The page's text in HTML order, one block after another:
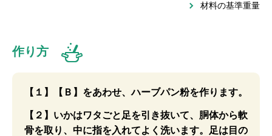
材料の基準重量
作り方
【１】【Ｂ】をあわせ、ハーブパン粉を作ります。
【２】いかはワタごと足を引き抜いて、胴体から軟
骨を取り、中に指を入れてよく洗います。足は目の